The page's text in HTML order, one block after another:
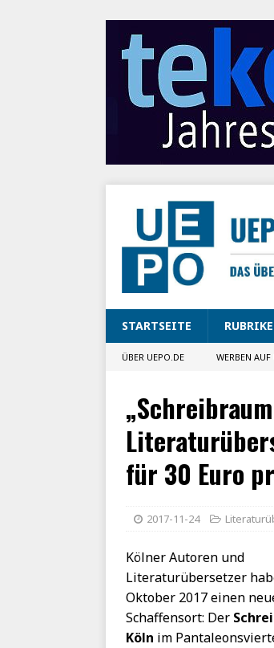
STARTSEITE
ÜBER UEPO.DE WERBEN AUF
für 30 Euro
2017-11-24
Kölner Autoren und
Literaturübersetzer
Oktober 2017 einen
Schaffensort: Der
Köln im